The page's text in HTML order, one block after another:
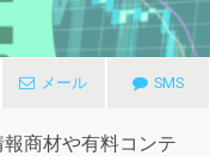
メール SMS
商材や有料コンテ